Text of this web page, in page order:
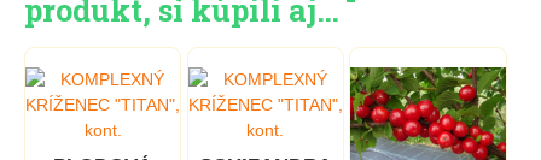
produkt, si kúpili aj…